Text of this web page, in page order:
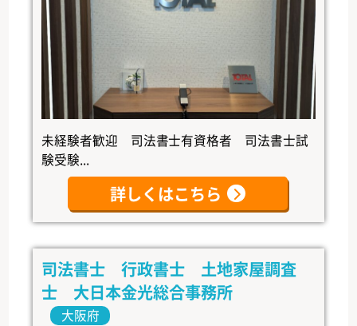
未経験者歓迎 司法書士有資格者 司法書士試
験受験...
詳しくはこちら
司法書士 行政書士 土地家屋調査
士 大日本金光総合事務所
大阪府